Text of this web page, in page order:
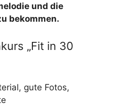
und die
bekommen.
„Fit in 30
gute Fotos,